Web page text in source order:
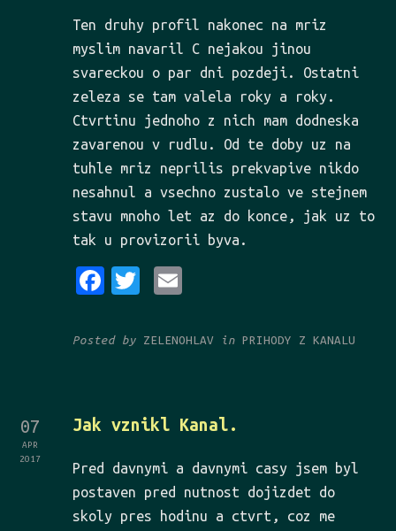
Ten druhy profil nakonec na mriz
myslim navaril C nejakou jinou
svareckou o par dni pozdeji. Ostatni
zeleza se tam valela roky a roky.
Ctvrtinu jednoho z nich mam dodneska
zavarenou v rudlu. Od te doby uz na
tuhle mriz neprilis prekvapive nikdo
nesahnul a vsechno zustalo ve stejnem
stavu mnoho let az do konce, jak uz to
tak u provizorii byva.
Fa
bo
Tw
te l
Posted by ZELENOHLAV in PRIHODY Z KANALU
07
APR
2017
Jak vznikl Kanal.
Pred davnymi a davnymi casy jsem byl
postaven pred nutnost dojizdet do
skoly pres hodinu a ctvrt, coz me